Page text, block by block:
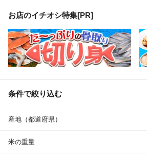
お店のイチオシ特集[PR]
条件で絞り込む
産地（都道府県）
米の重量